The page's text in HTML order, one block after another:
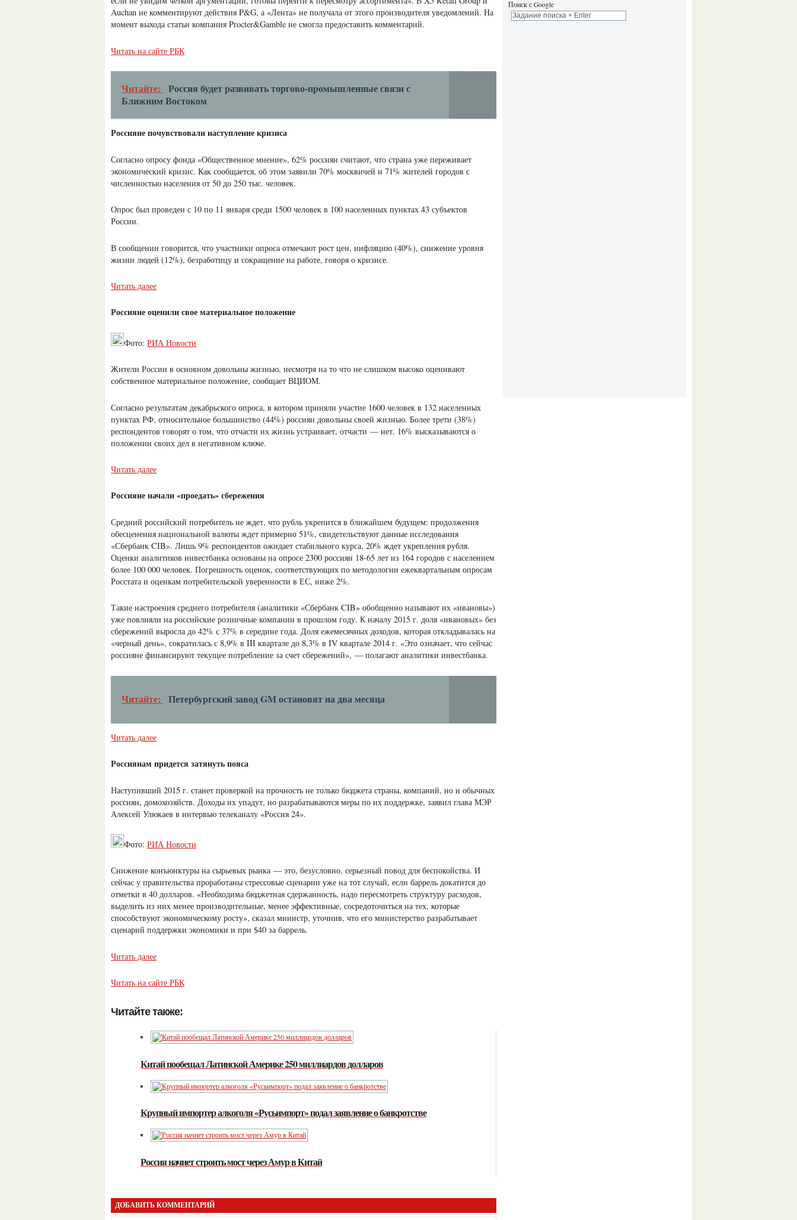
Auchan не комментируют действия P&G, а «Лента» не получала от этого производителя уведомлений. На
момент выхода статьи компания Procter&Gamble не смогла предоставить комментарий.
Читать на сайте РБК
Читайте:
Россия будет развивать торгово-промышленные связи с
Ближним Востоком
Россияне почувствовали наступление кризиса
Согласно опросу фонда «Общественное мнение», 62% россиян считают, что страна уже переживает
экономический кризис. Как сообщается, об этом заявили 70% москвичей и 71% жителей городов с
численностью населения от 50 до 250 тыс. человек.
Опрос был проведен с 10 по 11 января среди 1500 человек в 100 населенных пунктах 43 субъектов
России.
В сообщении говорится, что участники опроса отмечают рост цен, инфляцию (40%), снижение уровня
жизни людей (12%), безработицу и сокращение на работе, говоря о кризисе.
Читать далее
Россияне оценили свое материальное положение
Фото: РИА Новости
Жители России в основном довольны жизнью, несмотря на то что не слишком высоко оценивают
собственное материальное положение, сообщает ВЦИОМ.
Согласно результатам декабрьского опроса, в котором приняли участие 1600 человек в 132 населенных
пунктах РФ, относительное большинство (44%) россиян довольны своей жизнью. Более трети (38%)
респондентов говорят о том, что отчасти их жизнь устраивает, отчасти — нет. 16% высказываются о
положении своих дел в негативном ключе.
Читать далее
Россияне начали «проедать» сбережения
Средний российский потребитель не ждет, что рубль укрепится в ближайшем будущем: продолжения
обесценения национальной валюты ждет примерно 51%, свидетельствуют данные исследования
«Сбербанк CIB». Лишь 9% респондентов ожидает стабильного курса, 20% ждет укрепления рубля.
Оценки аналитиков инвестбанка основаны на опросе 2300 россиян 18-65 лет из 164 городов с населением
более 100 000 человек. Погрешность оценок, соответствующих по методологии ежеквартальным опросам
Росстата и оценкам потребительской уверенности в ЕС, ниже 2%.
Такие настроения среднего потребителя (аналитики «Сбербанк CIB» обобщенно называют их «ивановы»)
уже повлияли на российские розничные компании в прошлом году. К началу 2015 г. доля «ивановых» без
сбережений выросла до 42% с 37% в середине года. Доля ежемесячных доходов, которая откладывалась на
«черный день», сократилась с 8,9% в III квартале до 8,3% в IV квартале 2014 г. «Это означает, что сейчас
россияне финансируют текущее потребление за счет сбережений», — полагают аналитики инвестбанка.
Читайте: Петербургский завод GM остановят на два месяца
Читать далее
Россиянам придется затянуть пояса
Наступивший 2015 г. станет проверкой на прочность не только бюджета страны, компаний, но и обычных
россиян, домохозяйств. Доходы их упадут, но разрабатываются меры по их поддержке, заявил глава МЭР
Алексей Улюкаев в интервью телеканалу «Россия 24».
Фото: РИА Новости
Снижение конъюнктуры на сырьевых рынка — это, безусловно, серьезный повод для беспокойства. И
сейчас у правительства проработаны стрессовые сценарии уже на тот случай, если баррель докатится до
отметки в 40 долларов. «Необходима бюджетная сдержанность, надо пересмотреть структуру расходов,
выделить из них менее производительные, менее эффективные, сосредоточиться на тех, которые
способствуют экономическому росту», сказал министр, уточнив, что его министерство разрабатывает
сценарий поддержки экономики и при $40 за баррель.
Читать далее
Читать на сайте РБК
Читайте также:
Китай пообещал Латинской Америке 250 миллиардов долларов
Крупный импортер алкоголя «Русьимпорт» подал заявление о банкротстве
Россия начнет строить мост через Амур в Китай
ДОБАВИТЬ КОММЕНТАРИЙ
Поиск с Google